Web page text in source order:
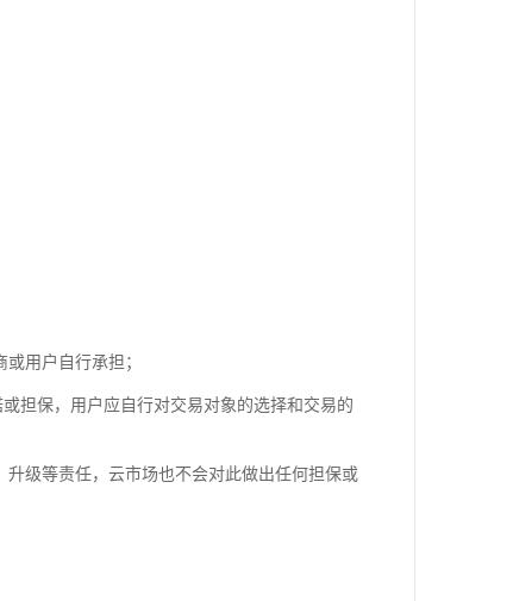
用户自行承担；
担保，用户应自行对交易对象的选择和交易的
级等责任，云市场也不会对此做出任何担保或